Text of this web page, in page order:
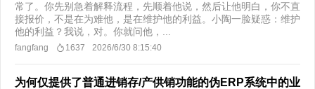
常了。你先别急着解释流程，先顺着他说，然后让他明白，你不直
接报价，不是在为难他，是在维护他的利益。小陶一脸疑惑：维护
他的利益？我说，对。你就问他，...
fangfang 1637 2026/6/30 8:15:40
为何仅提供了普通进销存/产供销功能的伪ERP系统中的业